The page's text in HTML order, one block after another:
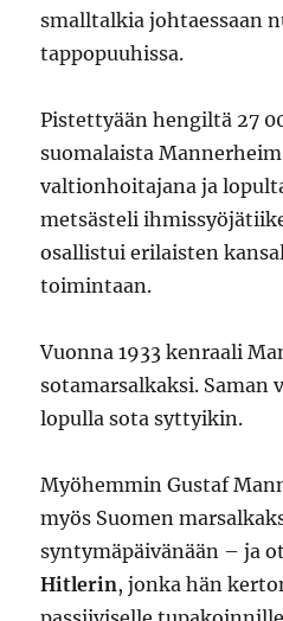
smalltalkia johtaessaan
tappopuuhissa.
Pistettyään hengiltä 27
suomalaista
valtionhoitajana ja
metsästeli
osallistui erilaisten
toimintaan.
Vuonna 1933 kenraali
sotamarsalkaksi. Saman
lopulla sota syttyikin.
Myöhemmin Gustaf
myös Suomen
syntymäpäivänään – ja
Hitlerin, jonka hän